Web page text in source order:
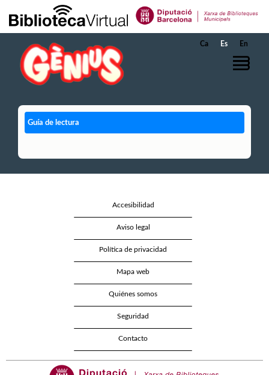
Saltar al contenido principal
Ca Es En
Guía de lectura
Accesibilidad
Aviso legal
Política de privacidad
Mapa web
Quiénes somos
Seguridad
Contacto